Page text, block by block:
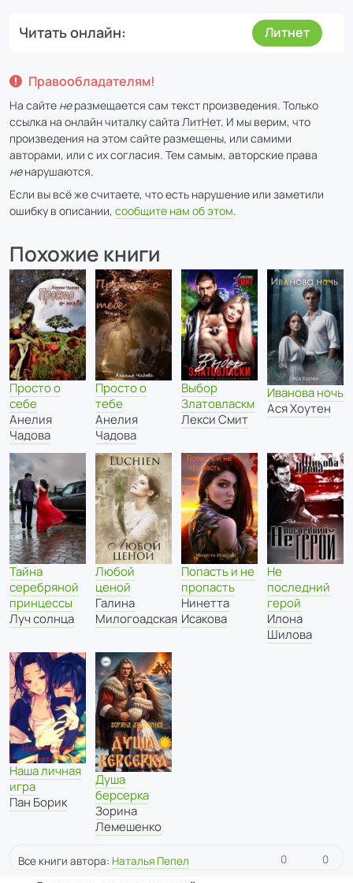
Читать онлайн Литнет
Правообладателям!
На сайте неразмещается сам текст произведения. Только
ссылка на онлайн читалку сайта ЛитНет. И мы верим, что
произведения на этом сайте размещены, или самими
авторами, или с их согласия. Тем самым, авторские права
ненарушаются.
Если вы всё же считаете, что есть нарушение или заметили
ошибку в описании, сообщите нам об этом.
Похожие книги
Просто о
себе
Анелия
Чадова
Просто о
тебе
Анелия
Чадова
Выбор
Златовласкм
Лекси Смит
Иванова ночь
Ася Хоутен
Тайна
серебряной
принцессы
Луч солнца
Любой
ценой
Галина
Милогоадская
Попасть и не
пропасть
Нинетта
Исакова
Не
последний
герой
Илона
Шилова
Наша личная
игра
Пан Борик
Душа
берсерка
Зорина
Лемешенко
Все книги автора: Наталья Пепел 0 0